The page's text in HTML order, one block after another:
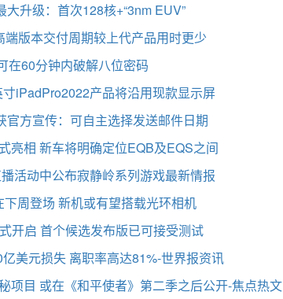
升级：首次128核+“3nm EUV”
版本交付周期较上代产品用时更少
在60分钟内破解八位密码
iPadPro2022产品将沿用现款显示屏
官方宣传：可自主选择发送邮件日期
亮相 新车将明确定位EQB及EQS之间
活动中公布寂静岭系列游戏最新情报
周登场 新机或有望搭载光环相机
开启 首个候选发布版已可接受测试
美元损失 离职率高达81%-世界报资讯
项目 或在《和平使者》第二季之后公开-焦点热文